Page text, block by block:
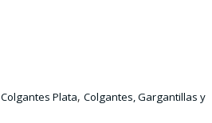
Colgantes Plata, Colgantes, Gargantillas y